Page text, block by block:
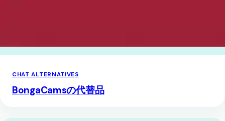
CHAT ALTERNATIVES
BongaCamsの代替品